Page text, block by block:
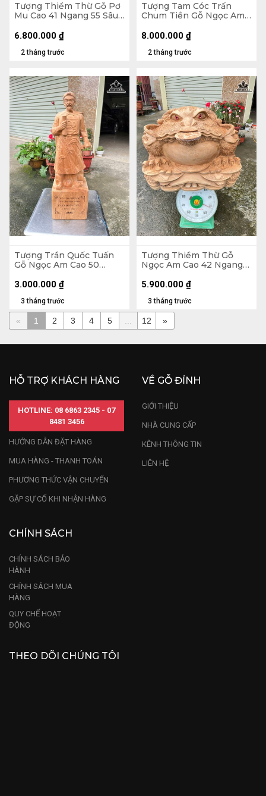
Tượng Thiềm Thừ Gỗ Pơ
Mu Cao 41 Ngang 55 Sâu
2 tháng trước
6.800.000 ₫
Tượng Tam Cóc Trấn
Chum Tiền Gỗ Ngọc Am
(cm)
2 tháng trước
8.000.000 ₫
Tượng Trần Quốc Tuấn
Gỗ Ngọc Am Cao 50
3 tháng trước
3.000.000 ₫
Tượng Thiềm Thừ Gỗ
Ngọc Am Cao 42 Ngang
3 tháng trước
5.900.000 ₫
« 1 2 3 4 5 12 »
HỖ TRỢ KHÁCH HÀNG
HOTLINE: 08 6863 2345 - 07
8481 3456
HƯỚNG DẪN ĐẶT HÀNG
MUA HÀNG - THANH TOÁN
PHƯƠNG THỨC VẬN CHUYỂN
GẶP SỰ CỐ KHI NHẬN HÀNG
VỀ GỖ ĐỈNH
GIỚI THIỆU
NHÀ CUNG CẤP
KÊNH THÔNG TIN
LIÊN HỆ
CHÍNH SÁCH
CHÍNH SÁCH BẢO
HÀNH
CHÍNH SÁCH MUA
HÀNG
QUY CHẾ HOẠT
ĐỘNG
THEO DÕI CHÚNG TÔI